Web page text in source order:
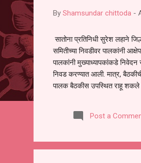
By Shamsundar chittoda -
सातोना प्रतिनिधी सुरेश लहाने
समितीच्या निवडीवर पालकांनी
पालकांनी मुख्याध्यापकांकडे
निवड करण्यात आली. मात्र,
पालक बैठकीस उपस्थित राहू शकले
समितीची फेरनिवडणूक घेण्यात
जालना तसेच तालुका शिक्षण
Post a